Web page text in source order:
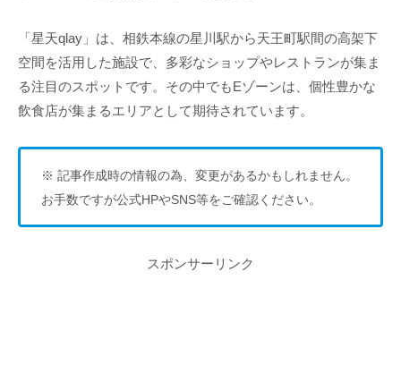
「星天qlay」は、相鉄本線の星川駅から天王町駅間の高架下
空間を活用した施設で、多彩なショップやレストランが集ま
る注目のスポットです。その中でもEゾーンは、個性豊かな
飲食店が集まるエリアとして期待されています。
※ 記事作成時の情報の為、変更があるかもしれません。
お手数ですが公式HPやSNS等をご確認ください。
スポンサーリンク